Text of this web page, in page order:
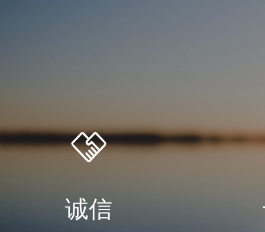
诚信